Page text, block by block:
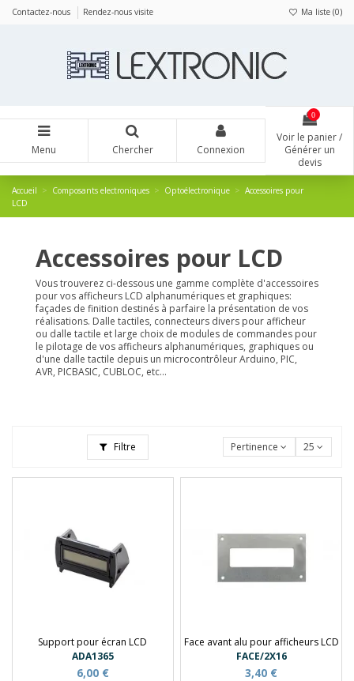
Contactez-nous Rendez-nous visite Ma liste (0)
Menu Chercher Connexion
0
Voir le panier /
Générer un
devis
Accueil Composants electroniques Optoélectronique
Accessoires pour
LCD
Accessoires pour LCD
Vous trouverez ci-dessous une gamme complète d'accessoires
pour vos afficheurs LCD alphanumériques et graphiques:
façades de finition destinés à parfaire la présentation de vos
réalisations. Dalle tactiles, connecteurs divers pour afficheur
ou dalle tactile et large choix de modules de commandes pour
le pilotage de vos afficheurs alphanumériques, graphiques ou
d'une dalle tactile depuis un microcontrôleur Arduino, PIC,
AVR, PICBASIC, CUBLOC, etc...
Filtre Pertinence 25
Support pour écran LCD
ADA1365
6,00 €
Face avant alu pour afficheurs LCD
FACE/2X16
3,40 €
Panneau de gestion des cookies